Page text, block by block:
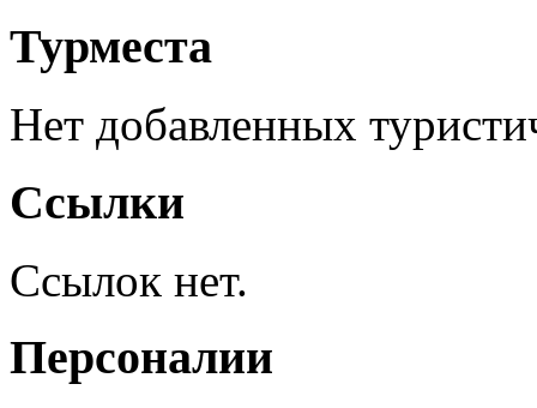
Турместа
Нет добавленных
Ссылки
Ссылок нет.
Персоналии